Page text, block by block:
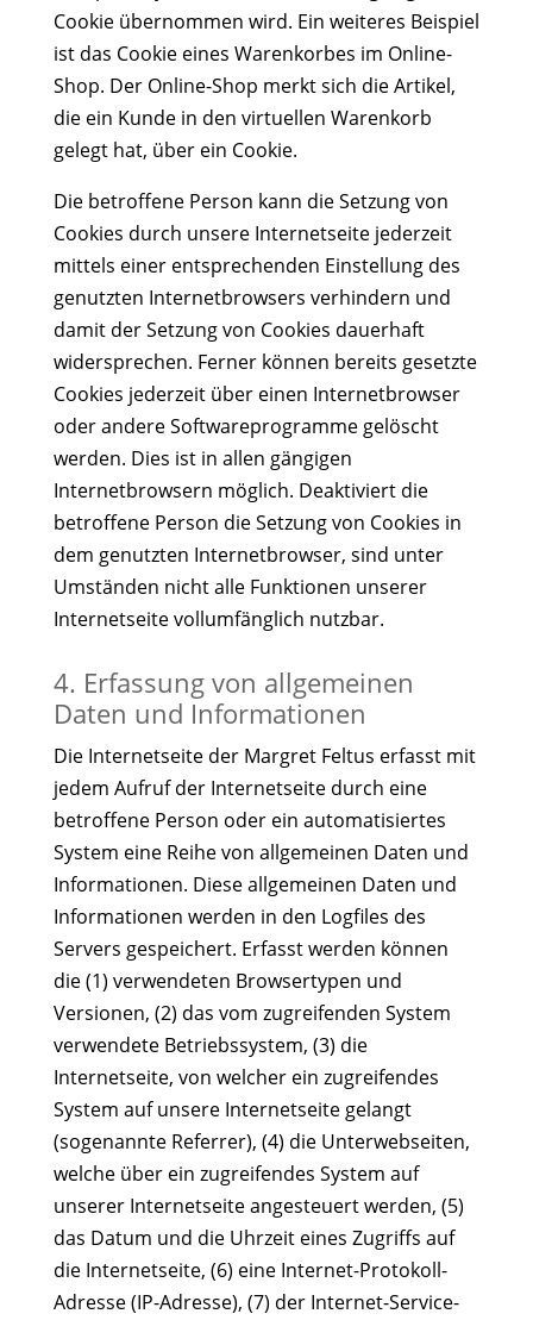
Cookie übernommen wird. Ein weiteres Beispiel
ist das Cookie eines Warenkorbes im Online-
Shop. Der Online-Shop merkt sich die Artikel,
die ein Kunde in den virtuellen Warenkorb
gelegt hat, über ein Cookie.
Die betroffene Person kann die Setzung von
Cookies durch unsere Internetseite jederzeit
mittels einer entsprechenden Einstellung des
genutzten Internetbrowsers verhindern und
damit der Setzung von Cookies dauerhaft
widersprechen. Ferner können bereits gesetzte
Cookies jederzeit über einen Internetbrowser
oder andere Softwareprogramme gelöscht
werden. Dies ist in allen gängigen
Internetbrowsern möglich. Deaktiviert die
betroffene Person die Setzung von Cookies in
dem genutzten Internetbrowser, sind unter
Umständen nicht alle Funktionen unserer
Internetseite vollumfänglich nutzbar.
4. Erfassung von allgemeinen
Daten und Informationen
Die Internetseite der Margret Feltus erfasst mit
jedem Aufruf der Internetseite durch eine
betroffene Person oder ein automatisiertes
System eine Reihe von allgemeinen Daten und
Informationen. Diese allgemeinen Daten und
Informationen werden in den Logfiles des
Servers gespeichert. Erfasst werden können
die (1) verwendeten Browsertypen und
Versionen, (2) das vom zugreifenden System
verwendete Betriebssystem, (3) die
Internetseite, von welcher ein zugreifendes
System auf unsere Internetseite gelangt
(sogenannte Referrer), (4) die Unterwebseiten,
welche über ein zugreifendes System auf
unserer Internetseite angesteuert werden, (5)
das Datum und die Uhrzeit eines Zugriffs auf
die Internetseite, (6) eine Internet-Protokoll-
Adresse (IP-Adresse), (7) der Internet-Service-